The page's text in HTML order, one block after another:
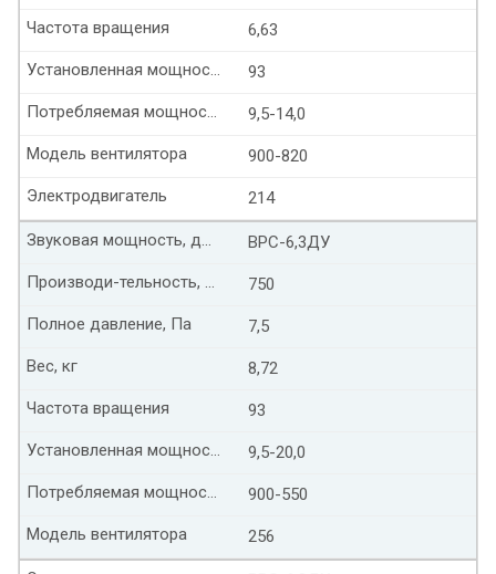
6,63
Частота вращения
93
Установленная мощность, кВт
9,5-14,0
Потребляемая мощность, кВт
900-820
Модель вентилятора
214
Электродвигатель
ВРС-6,3ДУ
Звуковая мощность, дБ(А)
750
Производи-тельность, тыс. м³/час
7,5
Полное давление, Па
8,72
Вес, кг
93
Частота вращения
9,5-20,0
Установленная мощность, кВт
900-550
Потребляемая мощность, кВт
256
Модель вентилятора